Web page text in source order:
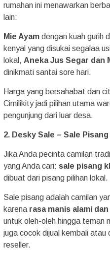
rumahan ini menawarkan
lain:
Mie Ayam dengan kuah gurih
kenyal yang disukai segalaa
lokal, Aneka Jus Segar dan
dinikmati santai sore hari.
Harga yang bersahabat dan
Cimilikity jadi pilihan utama
pengunjung dari luar desa.
2. Desky Sale – Sale
Jika Anda pecinta camilan
yang Anda cari: sale pisang
dibuat dari pisang pilihan lokal.
Sale pisang adalah camilan
karena rasa manis alami
untuk oleh-oleh hingga teman
juga cocok dijual kembali atau
reseller.